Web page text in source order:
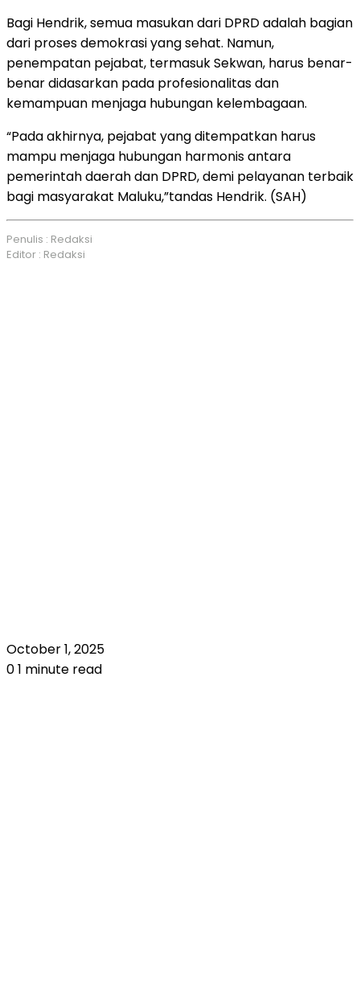
Bagi Hendrik, semua masukan dari DPRD adalah bagian
dari proses demokrasi yang sehat. Namun,
penempatan pejabat, termasuk Sekwan, harus benar-
benar didasarkan pada profesionalitas dan
kemampuan menjaga hubungan kelembagaan.
“Pada akhirnya, pejabat yang ditempatkan harus
mampu menjaga hubungan harmonis antara
pemerintah daerah dan DPRD, demi pelayanan terbaik
bagi masyarakat Maluku,”tandas Hendrik. (SAH)
Penulis : Redaksi
Editor : Redaksi
October 1, 2025
01 minute read